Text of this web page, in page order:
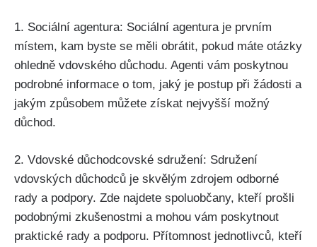
1. Sociální agentura: Sociální agentura je prvním
místem, kam byste se měli obrátit, pokud máte otázky
ohledně vdovského důchodu. Agenti vám poskytnou
podrobné informace o tom, jaký je postup při žádosti a
jakým způsobem můžete získat nejvyšší možný
důchod.
2. Vdovské důchodcovské sdružení: Sdružení
vdovských důchodců je skvělým zdrojem odborné
rady a podpory. Zde najdete spoluobčany, kteří prošli
podobnými zkušenostmi a mohou vám poskytnout
praktické rady a podporu. Přítomnost jednotlivců, kteří